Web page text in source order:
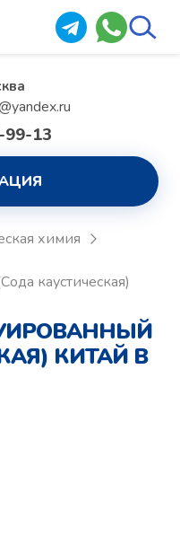
99-13
химия
каустическая)
КИТАЙ В